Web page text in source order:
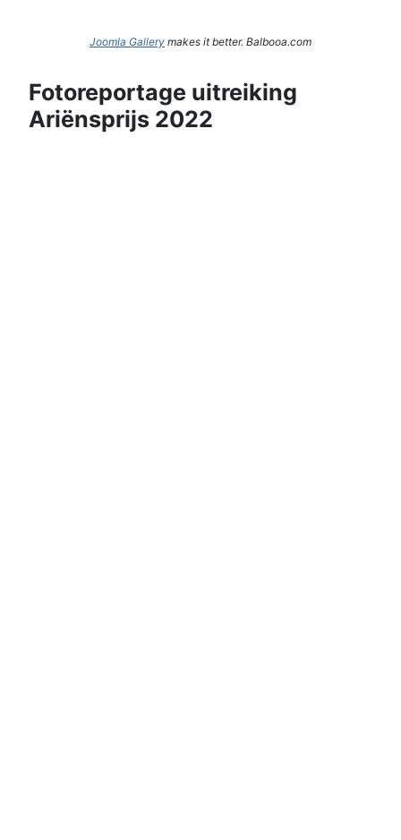
Joomla Gallery makes it better. Balbooa.com
Fotoreportage uitreiking
Ariënsprijs 2022